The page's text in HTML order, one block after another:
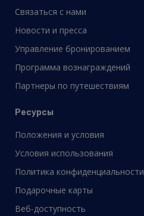
Связаться с нами
Новости и пресса
Управление бронированием
Программа вознаграждений
Партнеры по путешествиям
Ресурсы
Положения и условия
Условия использования
Политика конфиденциальности
Подарочные карты
Веб-доступность